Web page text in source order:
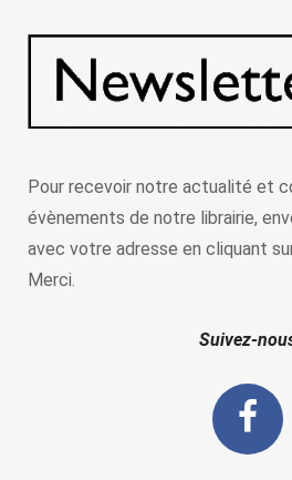
Pour recevoir notre actualité et
évènements de notre librairie,
avec votre adresse en cliquant
Merci.
Suivez-